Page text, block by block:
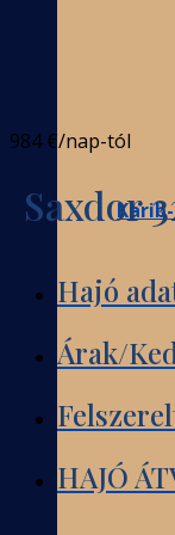
984 €/nap-tól
Saxdor
Hajó
Árak/
HAJÓ